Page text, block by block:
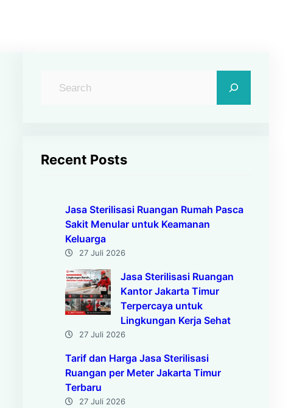
Recent Posts
Jasa Sterilisasi Ruangan Rumah Pasca
Sakit Menular untuk Keamanan
Keluarga
27 Juli 2026
Jasa Sterilisasi Ruangan
Kantor Jakarta Timur
Terpercaya untuk
Lingkungan Kerja Sehat
27 Juli 2026
Tarif dan Harga Jasa Sterilisasi
Ruangan per Meter Jakarta Timur
Terbaru
27 Juli 2026